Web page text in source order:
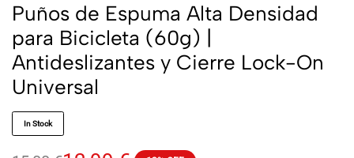
Puños de Espuma Alta Densidad
para Bicicleta (60g) |
Antideslizantes y Cierre Lock-On
Universal
In Stock